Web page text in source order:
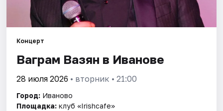
Площадки
Артисты
Концерт
Ваграм Вазян в Иванове
28 июля 2026 • вторник • 21:00
Город: Иваново
Площадка: клуб «Irishcafe»